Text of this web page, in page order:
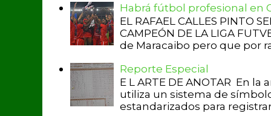
Habrá fútbol profesional en
EL RAFAEL CALLES PINTO
CAMPEÓN DE LA LIGA
de Maracaibo pero que por
Reporte Especial
E L ARTE DE ANOTAR En
utiliza un sistema de
estandarizados para